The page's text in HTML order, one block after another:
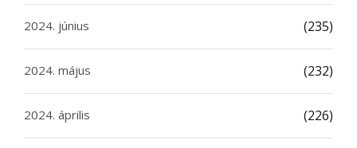
2024. június (235)
2024. május (232)
2024. április (226)